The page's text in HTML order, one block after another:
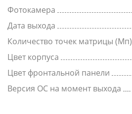
Фотокамера
Дата выхода
Количество точек матрицы (Мп)
Цвет корпуса
Цвет фронтальной панели
Версия ОС на момент выхода